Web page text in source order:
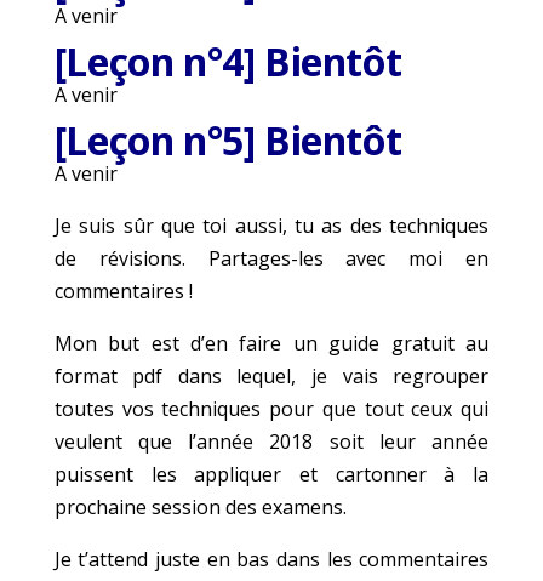
A venir
[Leçon n°4] Bientôt
A venir
[Leçon n°5] Bientôt
A venir
Je suis sûr que toi aussi, tu as des techniques
de révisions. Partages-les avec moi en
commentaires !
Mon but est d’en faire un guide gratuit au
format pdf dans lequel, je vais regrouper
toutes vos techniques pour que tout ceux qui
veulent que l’année 2018 soit leur année
puissent les appliquer et cartonner à la
prochaine session des examens.
Je t’attend juste en bas dans les commentaires